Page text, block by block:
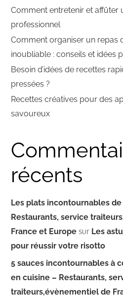
Comment entretenir et affûter
professionnel
Comment organiser un repas
inoubliable : conseils et idées
Besoin d’idées de recettes
pressées ?
Recettes créatives pour des
savoureux
récents
Les plats incontournables
Restaurants, service
France et Europe sur Les
pour réussir votre risotto
5 sauces incontournables à
en cuisine – Restaurants,
traiteurs,évènementiel de